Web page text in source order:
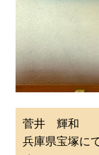
菅井 輝和
兵庫県宝塚に